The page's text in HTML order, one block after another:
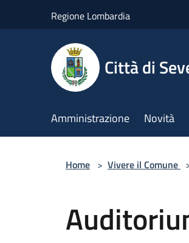
Regione Lombardia
Città di
Amministrazione Novità
Home > Vivere il Comune